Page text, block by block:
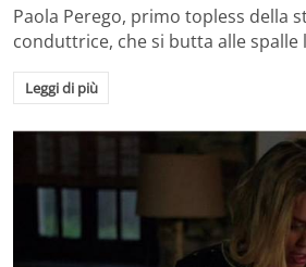
Paola Perego, primo topless della
conduttrice, che si butta alle spalle
Leggi di più